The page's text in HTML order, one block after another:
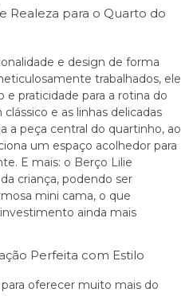
Realeza para o Quarto do
e design de forma
trabalhados, ele
praticidade para a rotina do
e as linhas delicadas
a peça central do quartinho, ao
um espaço acolhedor para
E mais: o Berço Lilie
criança, podendo ser
mini cama, o que
ainda mais
Perfeita com Estilo
oferecer muito mais do